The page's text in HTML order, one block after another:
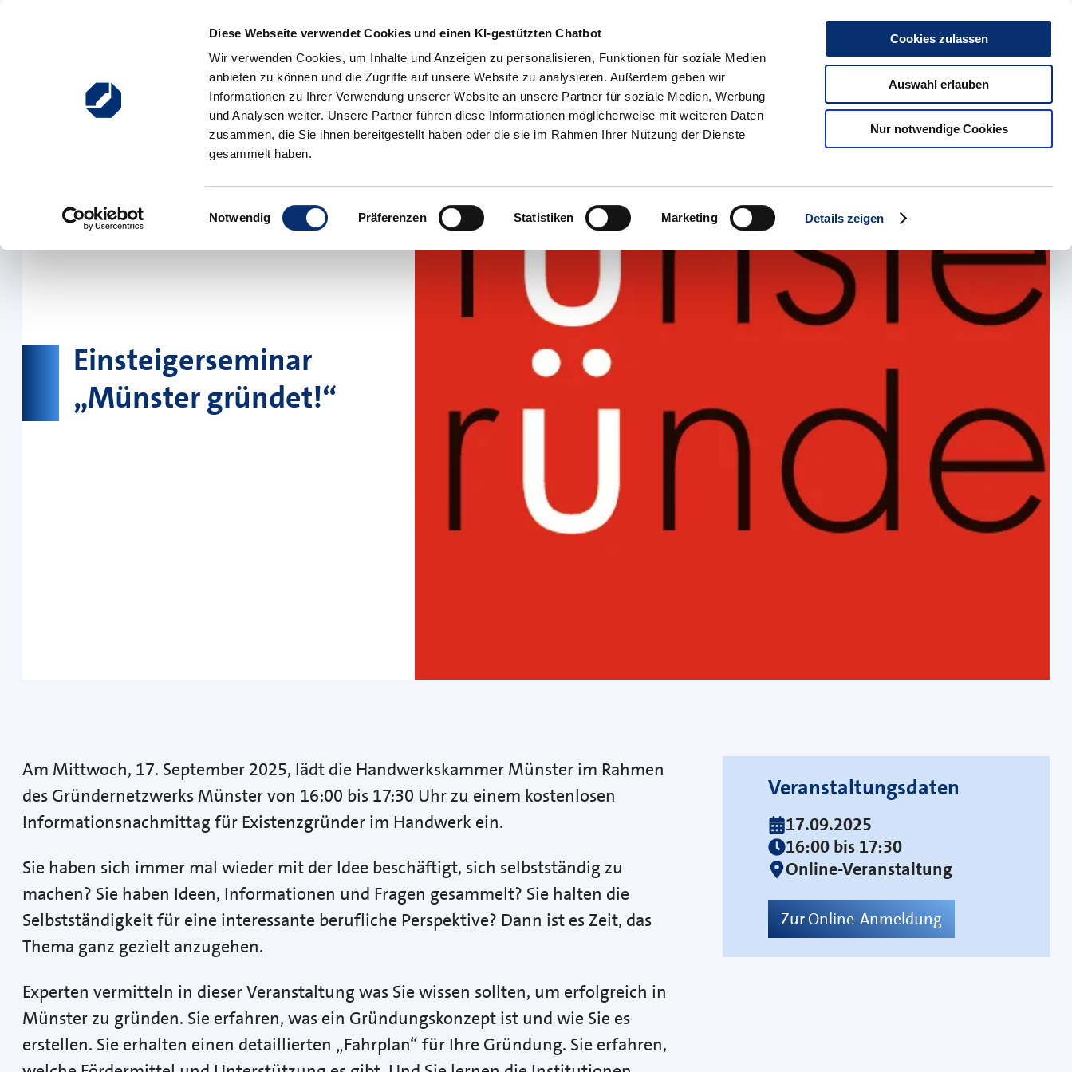
Diese Webseite verwendet Cookies und einen KI-gestützten Chatbot
Wir verwenden Cookies, um Inhalte und Anzeigen zu personalisieren, Funktionen für soziale Medien
anbieten zu können und die Zugriffe auf unsere Website zu analysieren. Außerdem geben wir
Informationen zu Ihrer Verwendung unserer Website an unsere Partner für soziale Medien, Werbung
und Analysen weiter. Unsere Partner führen diese Informationen möglicherweise mit weiteren Daten
zusammen, die Sie ihnen bereitgestellt haben oder die sie im Rahmen Ihrer Nutzung der Dienste
gesammelt haben.
Einwilligungsauswahl
Notwendig Präferenzen Statistiken Marketing Details zeigen
Cookies zulassen
Auswahl erlauben
Nur notwendige Cookies
Presse & Medien Social Media
Ausbildung Existenzgründung Betriebsführung Service-Center Politische Standpunkte
Einsteigerseminar
„Münster gründet!“
Am Mittwoch, 17. September 2025, lädt die Handwerkskammer Münster im Rahmen
des Gründernetzwerks Münster von 16:00 bis 17:30 Uhr zu einem kostenlosen
Informationsnachmittag für Existenzgründer im Handwerk ein.
Sie haben sich immer mal wieder mit der Idee beschäftigt, sich selbstständig zu
machen? Sie haben Ideen, Informationen und Fragen gesammelt? Sie halten die
Selbstständigkeit für eine interessante berufliche Perspektive? Dann ist es Zeit, das
Thema ganz gezielt anzugehen.
Experten vermitteln in dieser Veranstaltung was Sie wissen sollten, um erfolgreich in
Münster zu gründen. Sie erfahren, was ein Gründungskonzept ist und wie Sie es
erstellen. Sie erhalten einen detaillierten „Fahrplan“ für Ihre Gründung. Sie erfahren,
Veranstaltungsdaten
17.09.2025
16:00 bis 17:30
Online-Veranstaltung
Zur Online-Anmeldung